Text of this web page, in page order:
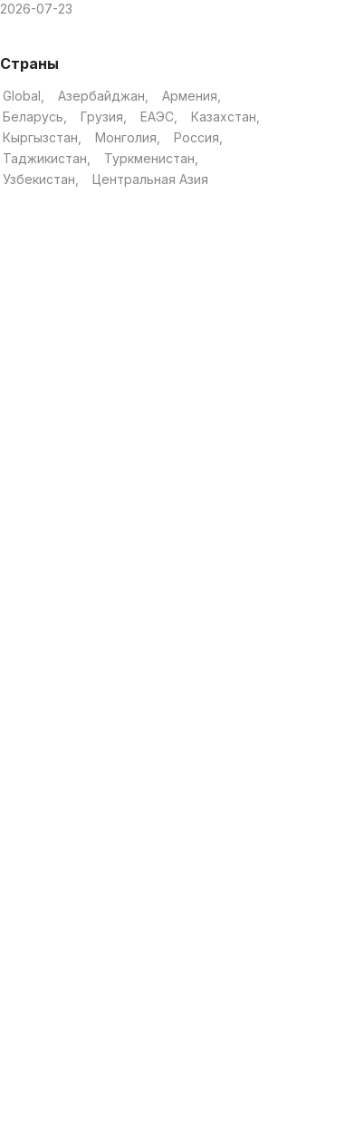
2026-07-23
Страны
Global Азербайджан
Армения
Беларусь
Грузия ЕАЭС
Казахстан
Кыргызстан
Монголия
Россия
Таджикистан
Туркменистан
Узбекистан
Центральная Азия